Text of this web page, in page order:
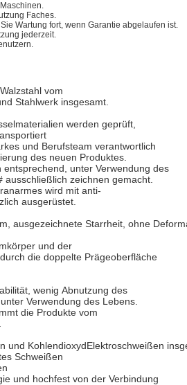
Faches.
Wartung fort, wenn Garantie abgelaufen ist.
jederzeit.
vom
Stahlwerk insgesamt.
werden geprüft,
und Berufsteam verantwortlich
des neuen Produktes.
unter Verwendung des
zeichnen gemacht.
wird mit anti-
ausgerüstet.
ausgezeichnete Starrheit, ohne
und der
die doppelte Prägeoberfläche
wenig Abnutzung des
Verwendung des Lebens.
die Produkte vom
und KohlendioxydElektroschweißen
Schweißen
und hochfest von der Verbindung